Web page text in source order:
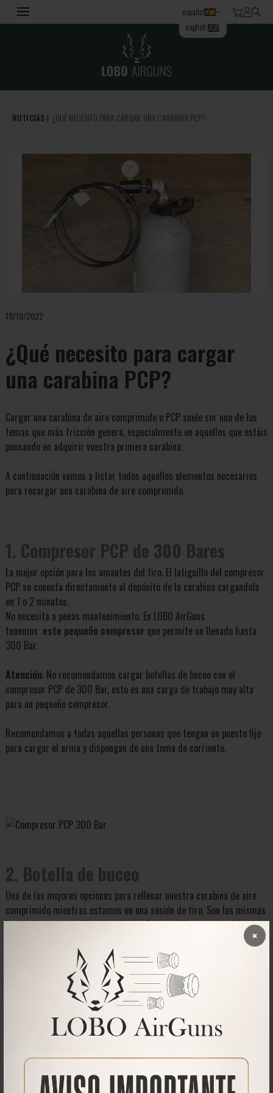
×
español
english
NOTICIAS ¿QUÉ NECESITO PARA CARGAR UNA CARABINA PCP?
19/10/2022
¿Qué necesito para cargar
una carabina PCP?
Cargar una carabina de aire comprimido o PCP suele ser uno de los
temas que más fricción genera, especialmente en aquellos que estáis
pensando en adquirir vuestra primera carabina.
A continuación vamos a listar todos aquellos elementos necesarios
para recargar una carabina de aire comprimido.
1. Compresor PCP de 300 Bares
La mejor opción para los amantes del tiro. El latiguillo del compresor
PCP se conecta directamente al depósito de la carabina cargandola
en 1 o 2 minutos.
No necesita a penas mantenimiento. En LOBO AirGuns
tenemos este pequeño compresor que permite un llenado hasta
300 Bar.
Atención: No recomendamos cargar botellas de buceo con el
compresor PCP de 300 Bar, esto es una carga de trabajo muy alta
para un pequeño compresor.
Recomendamos a todas aquellas personas que tengan un puesto fijo
para cargar el arma y dispongan de una toma de corriente.
2. Botella de buceo
Una de las mejores opciones para rellenar nuestra carabina de aire
comprimido mientras estamos en una sesión de tiro. Son las mismas
bombonas que se utilizan para buceo. Existen diferentes medidas, en
nuestra tienda online puedes encontrar de 2, 4, 6, 8 y 10 litros. El
número de cargas dependerá del tamaño elegido.
Estas bombonas pueden rellanarse en galerías de tiro que dispongan
de compresor, clubs y/o tiendas de buceo.
La Botella de buceo necesita de una estación de carga para poder
arma; vayan a las instalaciones de amigos a hacer tiradas, al club de